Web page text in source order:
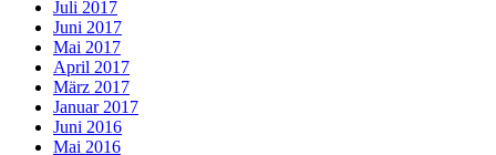
Juli 2017
Juni 2017
Mai 2017
April 2017
März 2017
Januar 2017
Juni 2016
Mai 2016